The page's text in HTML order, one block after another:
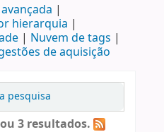
hierarquia
Nuvem de tags
de aquisição
pesquisa
3 resultados.